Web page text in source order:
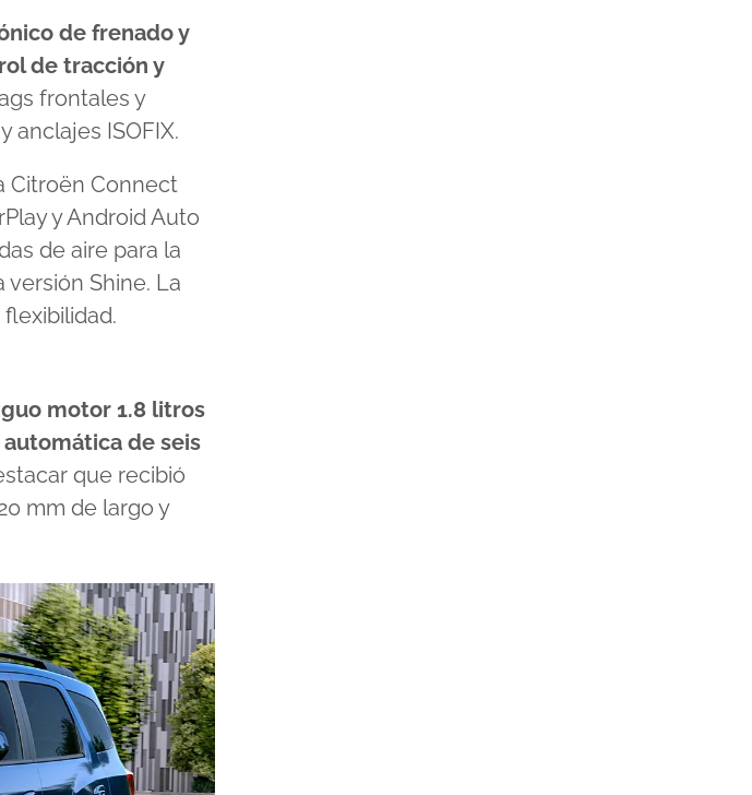
de frenado y
de tracción y
frontales y
anclajes ISOFIX.
Citroën Connect
y Android Auto
de aire para la
Shine. La
motor 1.8 litros
automática de seis
que recibió
mm de largo y